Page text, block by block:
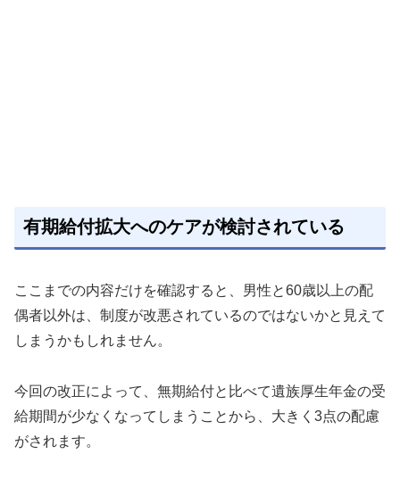
有期給付拡大へのケアが検討されている
ここまでの内容だけを確認すると、男性と60歳以上の配
偶者以外は、制度が改悪されているのではないかと見えて
しまうかもしれません。
今回の改正によって、無期給付と比べて遺族厚生年金の受
給期間が少なくなってしまうことから、大きく3点の配慮
がされます。